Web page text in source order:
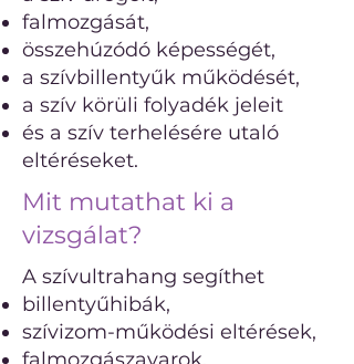
falmozgását,
összehúzódó képességét,
a szívbillentyűk működését,
a szív körüli folyadék jeleit
és a szív terhelésére utaló
eltéréseket.
Mit mutathat ki a
vizsgálat?
A szívultrahang segíthet
billentyűhibák,
szívizom-működési eltérések,